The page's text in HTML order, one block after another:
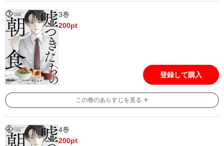
3巻
200pt
登録して購入
この巻のあらすじを 見る ▼
4巻
200pt